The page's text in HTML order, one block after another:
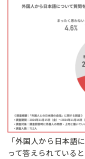
「外国人から日本語
って答えられている